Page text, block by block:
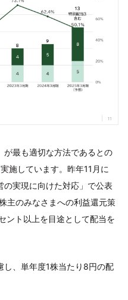
が最も適切な方法であるとの
施しています。昨年11月に
の実現に向けた対応」で公表
主のみなさまへの利益還元策
ント以上を目途として配当を
し、単年度1株当たり8円の配